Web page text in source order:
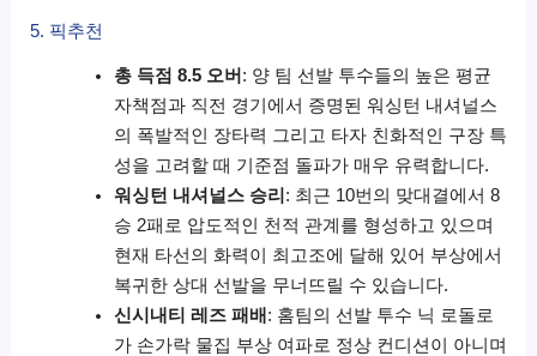
5. 픽추천
총 득점 8.5 오버 : 양 팀 선발 투수들의 높은 평균
자책점과 직전 경기에서 증명된 워싱턴 내셔널스
의 폭발적인 장타력 그리고 타자 친화적인 구장 특
성을 고려할 때 기준점 돌파가 매우 유력합니다.
워싱턴 내셔널스 승리 : 최근 10번의 맞대결에서 8
승 2패로 압도적인 천적 관계를 형성하고 있으며
현재 타선의 화력이 최고조에 달해 있어 부상에서
복귀한 상대 선발을 무너뜨릴 수 있습니다.
신시내티 레즈 패배 : 홈팀의 선발 투수 닉 로돌로
가 손가락 물집 부상 여파로 정상 컨디션이 아니며